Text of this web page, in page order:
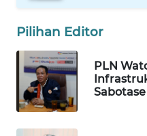
Pilihan Editor
PLN
WN DELI
WN
TEBING
TINGGI